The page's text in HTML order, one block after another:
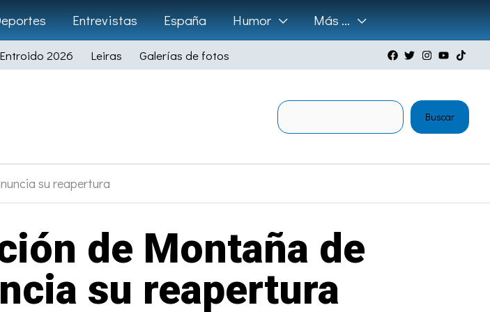
Entrevistas España Humor
Más …
Entroido 2026 Leiras Galerías de fotos
Buscar
su reapertura
de Montaña de
su reapertura